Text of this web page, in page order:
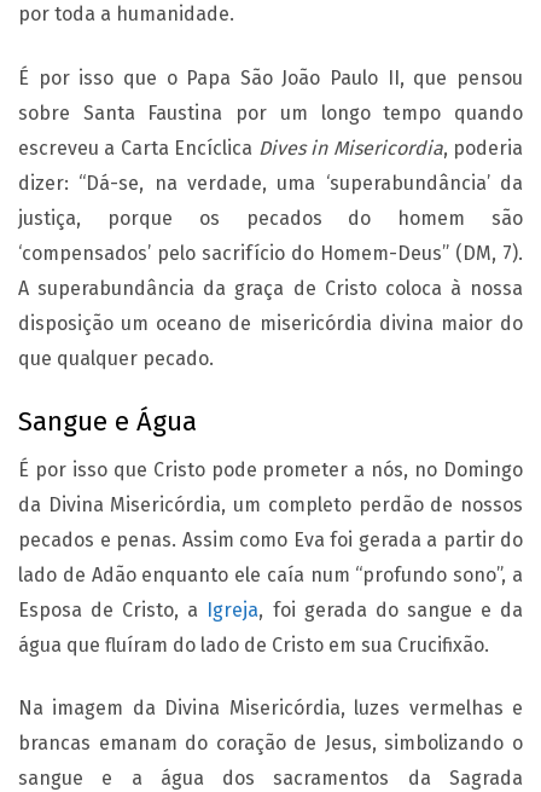
por toda a humanidade.
É por isso que o Papa São João Paulo II, que pensou
sobre Santa Faustina por um longo tempo quando
escreveu a Carta Encíclica Dives in Misericordia, poderia
dizer: “Dá-se, na verdade, uma ‘superabundância’ da
justiça, porque os pecados do homem são
‘compensados’ pelo sacrifício do Homem-Deus” (DM, 7).
A superabundância da graça de Cristo coloca à nossa
disposição um oceano de misericórdia divina maior do
que qualquer pecado.
Sangue e Água
É por isso que Cristo pode prometer a nós, no Domingo
da Divina Misericórdia, um completo perdão de nossos
pecados e penas. Assim como Eva foi gerada a partir do
lado de Adão enquanto ele caía num “profundo sono”, a
Esposa de Cristo, a Igreja, foi gerada do sangue e da
água que fluíram do lado de Cristo em sua Crucifixão.
Na imagem da Divina Misericórdia, luzes vermelhas e
brancas emanam do coração de Jesus, simbolizando o
sangue e a água dos sacramentos da Sagrada